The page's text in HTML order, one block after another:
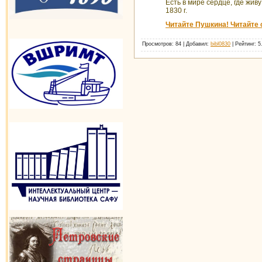
Есть в мире сердце, где
1830 г.
Читайте Пушкина! Читайте
Просмотров: 84 | Добавил: bibl0830 Рейтинг: